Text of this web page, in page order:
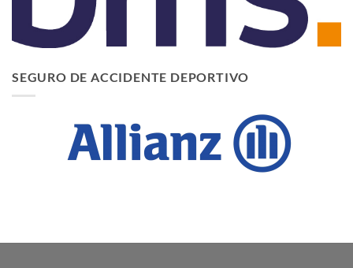
SEGURO DE ACCIDENTE DEPORTIVO